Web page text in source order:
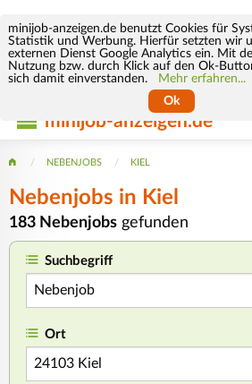
minijob-anzeigen.de benutzt Cookies für
Statistik und Werbung. Hierfür setzten wir
externen Dienst Google Analytics ein. Mit
Nutzung bzw. durch Klick auf den Ok-
sich damit einverstanden.
Mehr erfahren...
Ok
minijob-anzeigen.de
NEBENJOBS KIEL
Nebenjobs in Kiel
183 Nebenjobs gefunden
Suchbegriff
Ort